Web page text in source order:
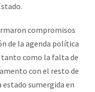
compromisos
de la agenda política
tanto como la falta de
con el resto de
estado sumergida en